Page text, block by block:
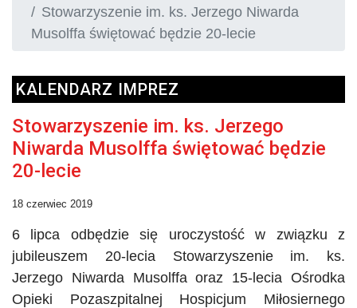
Stowarzyszenie im. ks. Jerzego Niwarda
Musolffa świętować będzie 20-lecie
KALENDARZ IMPREZ
Stowarzyszenie im. ks. Jerzego
Niwarda Musolffa świętować będzie
20-lecie
18 czerwiec 2019
6 lipca odbędzie się uroczystość w związku z
jubileuszem 20-lecia Stowarzyszenie im. ks.
Jerzego Niwarda Musolffa oraz 15-lecia Ośrodka
Opieki Pozaszpitalnej Hospicjum Miłosiernego